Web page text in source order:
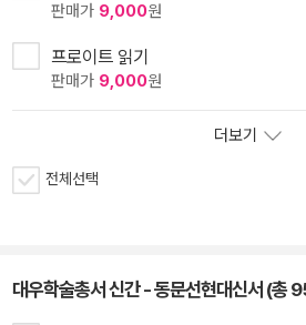
판매가 9,000원
프로이트 읽기
판매가 9,000원
더보기
전체선택
대우학술총서 신간 - 동문선현대신서 (총